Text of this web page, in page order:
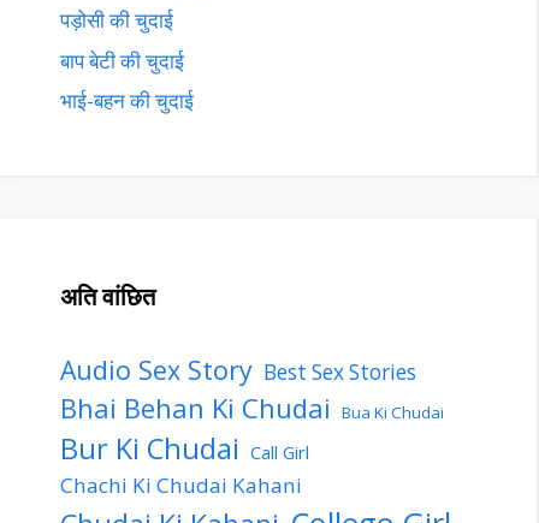
पड़ोसी की चुदाई
बाप बेटी की चुदाई
भाई-बहन की चुदाई
अति वांछित
Audio Sex Story Best Sex Stories
Bhai Behan Ki Chudai Bua Ki Chudai
Bur Ki Chudai Call Girl
Chachi Ki Chudai Kahani